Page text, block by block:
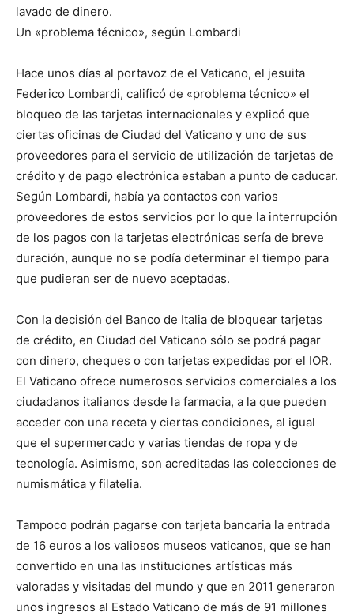
lavado de dinero.
Un «problema técnico», según Lombardi
Hace unos días al portavoz de el Vaticano, el jesuita
Federico Lombardi, calificó de «problema técnico» el
bloqueo de las tarjetas internacionales y explicó que
ciertas oficinas de Ciudad del Vaticano y uno de sus
proveedores para el servicio de utilización de tarjetas de
crédito y de pago electrónica estaban a punto de caducar.
Según Lombardi, había ya contactos con varios
proveedores de estos servicios por lo que la interrupción
de los pagos con la tarjetas electrónicas sería de breve
duración, aunque no se podía determinar el tiempo para
que pudieran ser de nuevo aceptadas.
Con la decisión del Banco de Italia de bloquear tarjetas
de crédito, en Ciudad del Vaticano sólo se podrá pagar
con dinero, cheques o con tarjetas expedidas por el IOR.
El Vaticano ofrece numerosos servicios comerciales a los
ciudadanos italianos desde la farmacia, a la que pueden
acceder con una receta y ciertas condiciones, al igual
que el supermercado y varias tiendas de ropa y de
tecnología. Asimismo, son acreditadas las colecciones de
numismática y filatelia.
Tampoco podrán pagarse con tarjeta bancaria la entrada
de 16 euros a los valiosos museos vaticanos, que se han
convertido en una las instituciones artísticas más
valoradas y visitadas del mundo y que en 2011 generaron
unos ingresos al Estado Vaticano de más de 91 millones